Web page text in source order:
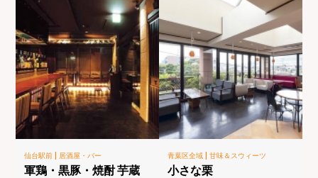
仙台駅前 | 居酒屋・バー
軍鶏・黒豚・焼酎 芋蔵
青葉区全域 | 甘味＆スウィーツ
小さな栗